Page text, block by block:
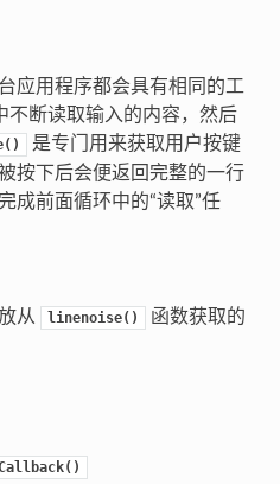
应用程序都会具有相同的工
断读取输入的内容，然后
是专门用来获取用户按键
按下后会便返回完整的一行
成前面循环中的“读取”任
从 linenoise()
函数获取的